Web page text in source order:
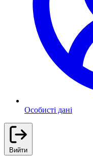
Особисті дані
Вийти